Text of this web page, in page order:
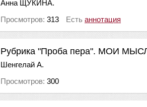
Анна ЩУКИНА.
Просмотров: 313 Есть аннотация
Рубрика "Проба пера". МОИ
Шенгелай А.
Просмотров: 300